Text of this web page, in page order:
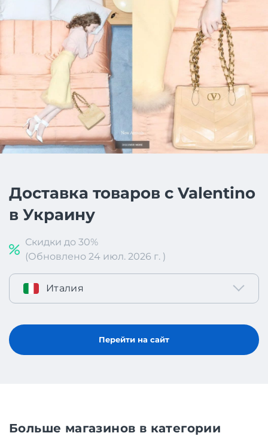
Доставка товаров с Valentino
в Украину
Скидки до 30%
(Обновлено 24 июл. 2026 г. )
Италия
Перейти на сайт
Больше магазинов в категории